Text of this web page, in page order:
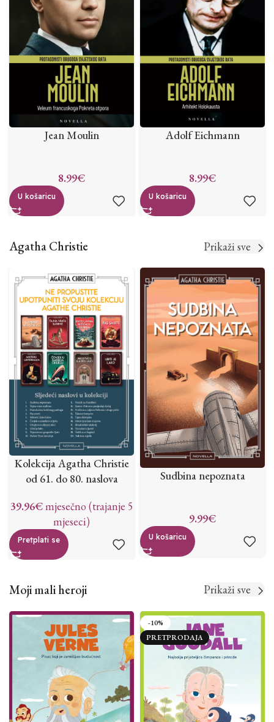
Jean Moulin
8.99€
U košaricu
Adolf Eichmann
8.99€
U košaricu
Agatha Christie Prikaži sve
Kolekcija Agatha Christie
od 61. do 80. naslova
39.96€mjesečno (trajanje 5
mjeseci)
Pretplati se
Sudbina nepoznata
9.99€
U košaricu
Moji mali heroji Prikaži sve
-10%
PRETPRODAJA